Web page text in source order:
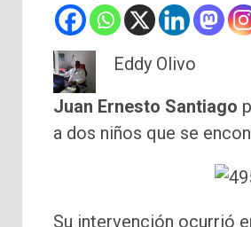
Eddy Olivo
Juan Ernesto Santiago
a dos niños que se
Su intervención ocurrió